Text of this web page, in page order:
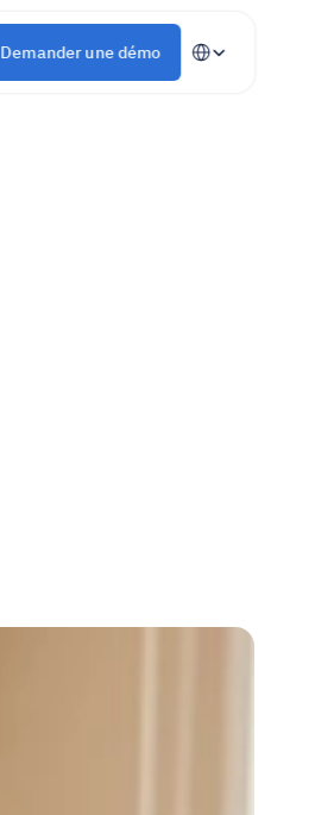
Demander une démo
Select Language